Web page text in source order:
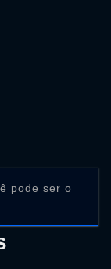
pode ser o